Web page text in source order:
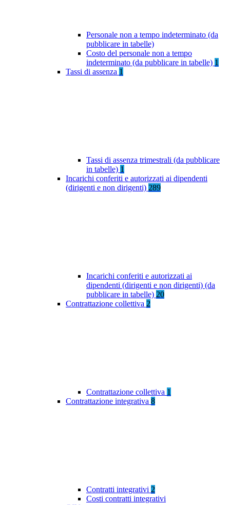
Personale non a tempo indeterminato (da
pubblicare in tabelle)
Costo del personale non a tempo
indeterminato (da pubblicare in tabelle) 1
Tassi di assenza 1
Tassi di assenza trimestrali (da pubblicare
in tabelle) 1
Incarichi conferiti e autorizzati ai dipendenti
(dirigenti e non dirigenti) 289
Incarichi conferiti e autorizzati ai
dipendenti (dirigenti e non dirigenti) (da
pubblicare in tabelle) 20
Contrattazione collettiva 2
Contrattazione collettiva 1
Contrattazione integrativa 8
Contratti integrativi 2
Costi contratti integrativi